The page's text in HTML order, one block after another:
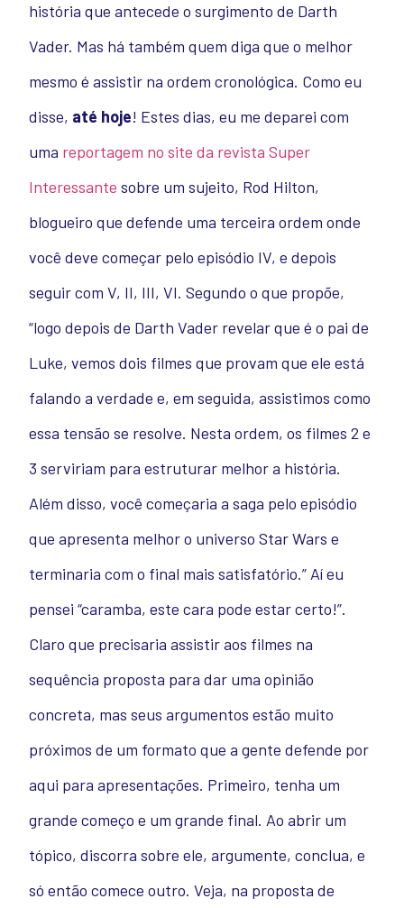
história que antecede o surgimento de Darth
Vader. Mas há também quem diga que o melhor
mesmo é assistir na ordem cronológica. Como eu
disse, até hoje! Estes dias, eu me deparei com
uma reportagem no site da revista Super
Interessante sobre um sujeito, Rod Hilton,
blogueiro que defende uma terceira ordem onde
você deve começar pelo episódio IV, e depois
seguir com V, II, III, VI. Segundo o que propõe,
“logo depois de Darth Vader revelar que é o pai de
Luke, vemos dois filmes que provam que ele está
falando a verdade e, em seguida, assistimos como
essa tensão se resolve. Nesta ordem, os filmes 2 e
3 serviriam para estruturar melhor a história.
Além disso, você começaria a saga pelo episódio
que apresenta melhor o universo Star Wars e
terminaria com o final mais satisfatório.” Aí eu
pensei “caramba, este cara pode estar certo!”.
Claro que precisaria assistir aos filmes na
sequência proposta para dar uma opinião
concreta, mas seus argumentos estão muito
próximos de um formato que a gente defende por
aqui para apresentações. Primeiro, tenha um
grande começo e um grande final. Ao abrir um
tópico, discorra sobre ele, argumente, conclua, e
só então comece outro. Veja, na proposta de